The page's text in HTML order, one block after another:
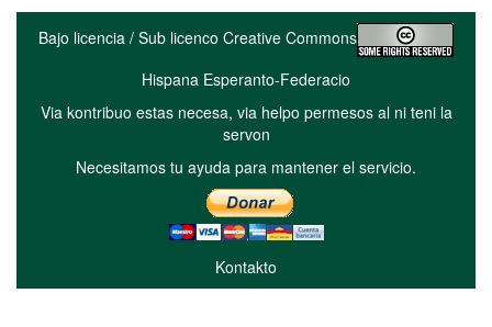
Bajo licencia / Sub licenco Creative Commons
Hispana Esperanto-Federacio
Via kontribuo estas necesa, via helpo permesos al ni teni la
servon
Necesitamos tu ayuda para mantener el servicio.
Kontakto